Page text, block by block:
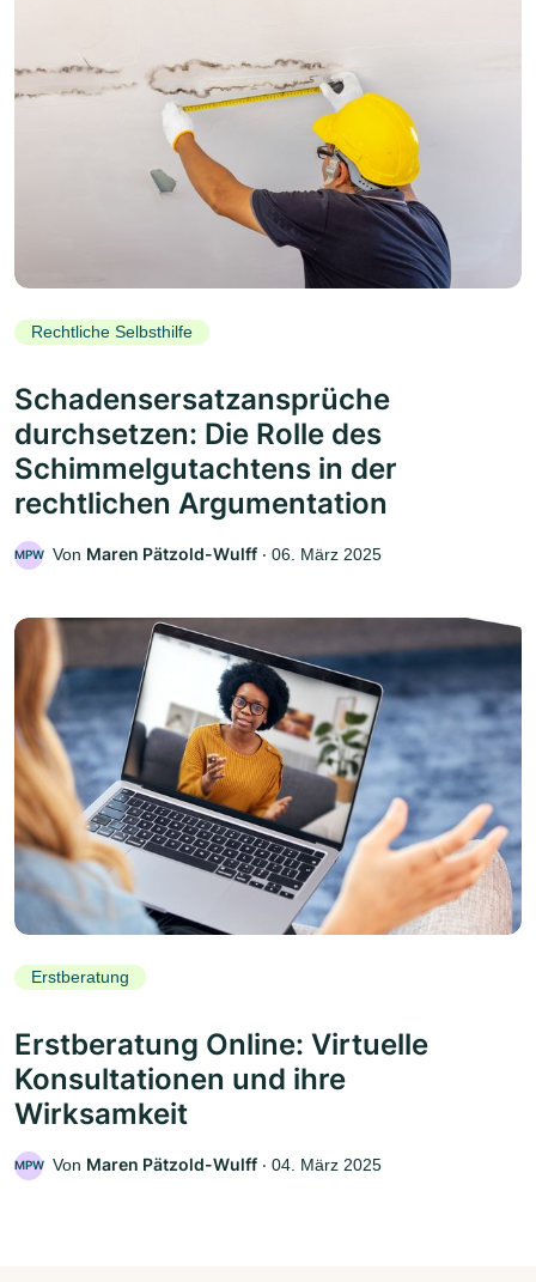
Rechtliche Selbsthilfe
Schadensersatzansprüche
durchsetzen: Die Rolle des
Schimmelgutachtens in der
rechtlichen Argumentation
MPW Von Maren Pätzold-Wulff ‧ 06. März 2025
Erstberatung
Erstberatung Online: Virtuelle
Konsultationen und ihre
Wirksamkeit
MPW Von Maren Pätzold-Wulff ‧ 04. März 2025